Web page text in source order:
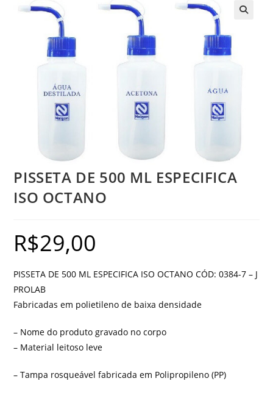
PISSETA DE 500 ML ESPECIFICA
ISO OCTANO
R$29,00
PISSETA DE 500 ML ESPECIFICA ISO OCTANO CÓD: 0384-7 – J
PROLAB
Fabricadas em polietileno de baixa densidade
– Nome do produto gravado no corpo
– Material leitoso leve
– Tampa rosqueável fabricada em Polipropileno (PP)